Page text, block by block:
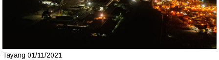
Tayang 01/11/2021